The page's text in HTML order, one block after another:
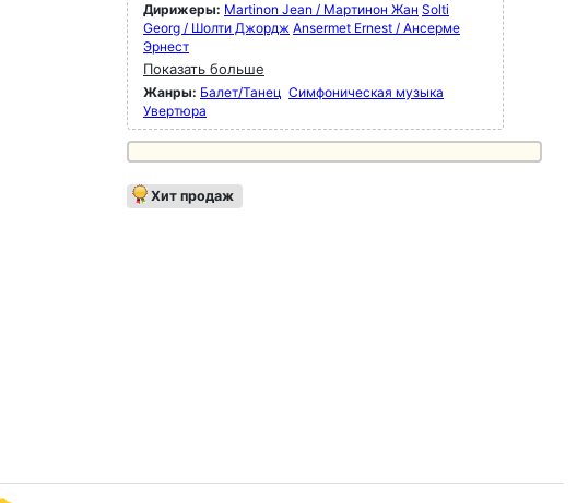
Дирижеры: Martinon Jean / Мартинон Жан Solti
Georg / Шолти Джордж Ansermet Ernest / Ансерме
Эрнест
Показать больше
Жанры: Балет/Танец Симфоническая музыка
Увертюра
Хит продаж